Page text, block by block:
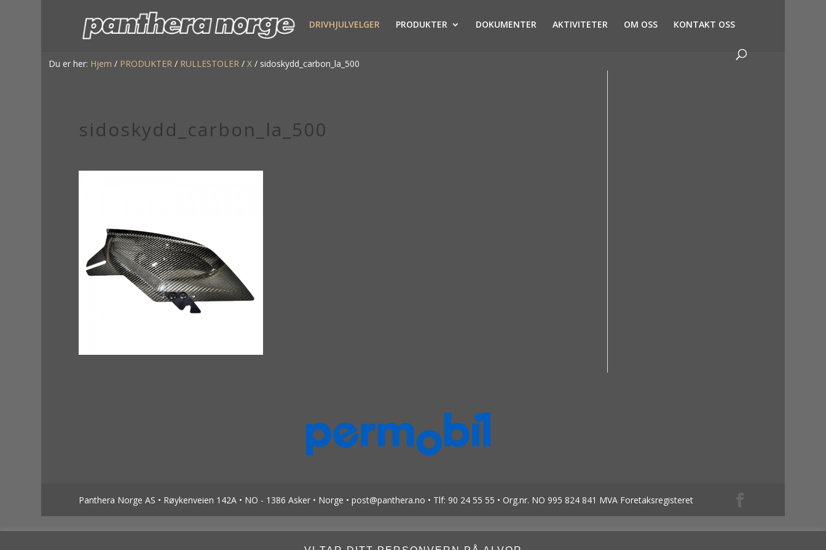
DRIVHJULVELGER PRODUKTER DOKUMENTER AKTIVITETER OM OSS KONTAKT OSS
Du er her: Hjem / PRODUKTER / RULLESTOLER /X / sidoskydd_carbon_la_500
sidoskydd_carbon_la_500
Panthera Norge AS • Røykenveien 142A • NO - 1386 Asker • Norge • post@panthera.no • Tlf: 90 24 55 55 • Org.nr. NO 995 824 841 MVA Foretaksregisteret